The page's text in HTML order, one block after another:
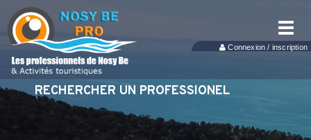
Connexion / inscription
RECHERCHER UN PROFESSIONEL